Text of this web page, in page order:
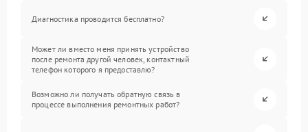
Диагностика проводится бесплатно?
Может ли вместо меня принять устройство
после ремонта другой человек, контактный
телефон которого я предоставлю?
Возможно ли получать обратную связь в
процессе выполнения ремонтных работ?